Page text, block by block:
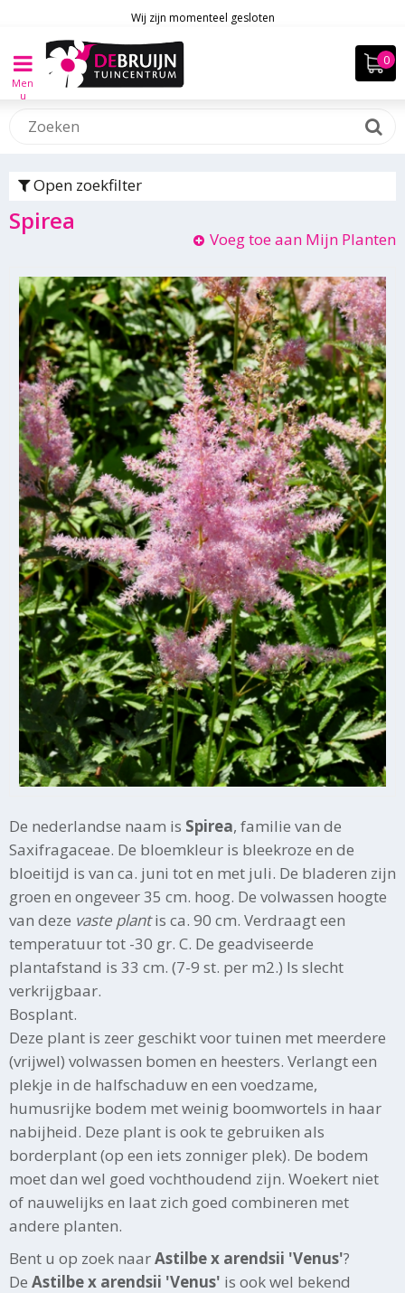
Men
u
Wij zijn momenteel gesloten
Open zoekfilter
Spirea
Voeg toe aan Mijn Planten
De nederlandse naam is Spirea, familie van de
Saxifragaceae. De bloemkleur is bleekroze en de
bloeitijd is van ca. juni tot en met juli. De bladeren zijn
groen en ongeveer 35 cm. hoog. De volwassen hoogte
van deze vaste plantis ca. 90 cm. Verdraagt een
temperatuur tot -30 gr. C. De geadviseerde
plantafstand is 33 cm. (7-9 st. per m2.) Is slecht
verkrijgbaar.
Bosplant.
Deze plant is zeer geschikt voor tuinen met meerdere
(vrijwel) volwassen bomen en heesters. Verlangt een
plekje in de halfschaduw en een voedzame,
humusrijke bodem met weinig boomwortels in haar
nabijheid. Deze plant is ook te gebruiken als
borderplant (op een iets zonniger plek). De bodem
moet dan wel goed vochthoudend zijn. Woekert niet
of nauwelijks en laat zich goed combineren met
andere planten.
Bent u op zoek naarAstilbe x arendsii 'Venus'?
De Astilbe x arendsii 'Venus' is ook wel bekend